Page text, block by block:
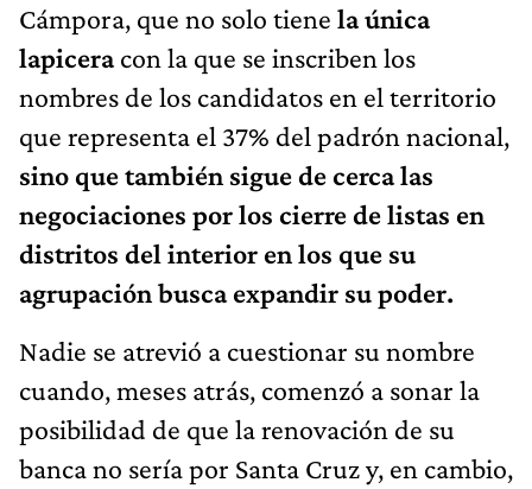
Cámpora, que no solo tiene la única
lapiceracon la que se inscriben los
nombres de los candidatos en el territorio
que representa el 37% del padrón nacional,
sino que también sigue de cerca las
negociaciones por los cierre de listas en
distritos del interior en los que su
agrupación busca expandir su poder.
Nadie se atrevió a cuestionar su nombre
cuando, meses atrás, comenzó a sonar la
posibilidad de que la renovación de su
banca no sería por Santa Cruz y, en cambio,